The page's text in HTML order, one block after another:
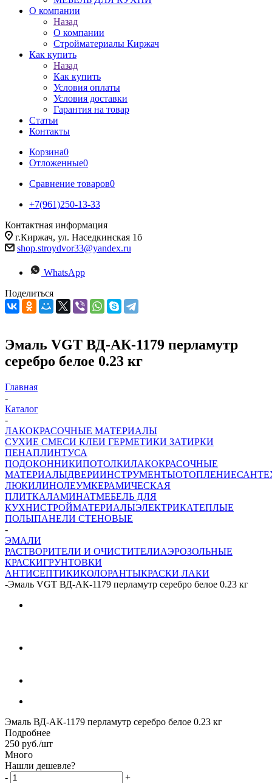
О компании
Назад
О компании
Стройматериалы Киржач
Как купить
Назад
Как купить
Условия оплаты
Условия доставки
Гарантия на товар
Статьи
Контакты
Корзина0
Отложенные0
Сравнение товаров0
+7(961)250-13-33
Контактная информация
г.Киржач, ул. Наседкинская 1б
shop.stroydvor33@yandex.ru
WhatsApp
Поделиться
Эмаль VGT ВД-АК-1179 перламутр
серебро белое 0.23 кг
Главная
-
Каталог
-
ЛАКОКРАСОЧНЫЕ МАТЕРИАЛЫ
СУХИЕ СМЕСИ КЛЕИ ГЕРМЕТИКИ ЗАТИРКИ
ПЕНАПЛИНТУСА
ПОДОКОННИКИПОТОЛКИЛАКОКРАСОЧНЫЕ
МАТЕРИАЛЫДВЕРИИНСТРУМЕНТЫОТОПЛЕНИЕ
ЛЮКИЛИНОЛЕУМКЕРАМИЧЕСКАЯ
ПЛИТКАЛАМИНАТМЕБЕЛЬ ДЛЯ
КУХНИСТРОЙМАТЕРИАЛЫЭЛЕКТРИКАТЕПЛЫЕ
ПОЛЫПАНЕЛИ СТЕНОВЫЕ
-
ЭМАЛИ
РАСТВОРИТЕЛИ И ОЧИСТИТЕЛИАЭРОЗОЛЬНЫЕ
КРАСКИГРУНТОВКИ
АНТИСЕПТИКИКОЛОРАНТЫКРАСКИ ЛАКИ
-Эмаль VGT ВД-АК-1179 перламутр серебро белое 0.23 кг
Эмаль ВД-АК-1179 перламутр серебро белое 0.23 кг
Подробнее
250 руб./шт
Много
Нашли дешевле?
-
+